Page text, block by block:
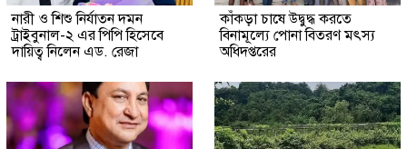
নারী ও শিশু নির্যাতন দমন
ট্রাইবুনাল-২ এর পিপি হিসেবে
দায়িত্ব নিলেন এড. রেজা
কাঁকড়া চাষে উদ্বুদ্ধ করতে
বিনামূল্যে পোনা বিতরণ মৎস্য
অধিদপ্তরের